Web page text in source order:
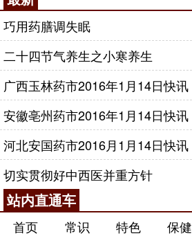
巧用药膳调失眠
二十四节气养生之小寒养生
广西玉林药市2016年1月14日快讯
安徽亳州药市2016年1月14日快讯
河北安国药市2016月1月14日快讯
切实贯彻好中西医并重方针
站内直通车
首页 常识 特色 保健